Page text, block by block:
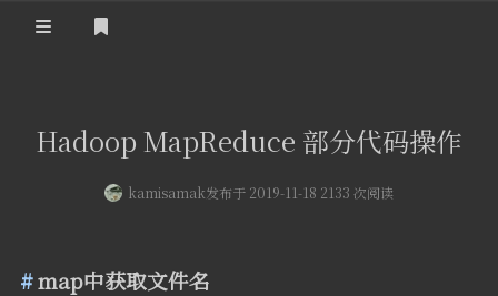
Hadoop MapReduce 部分代码操作
kamisamak发布于 2019-11-18 2133 次阅读
map中获取文件名